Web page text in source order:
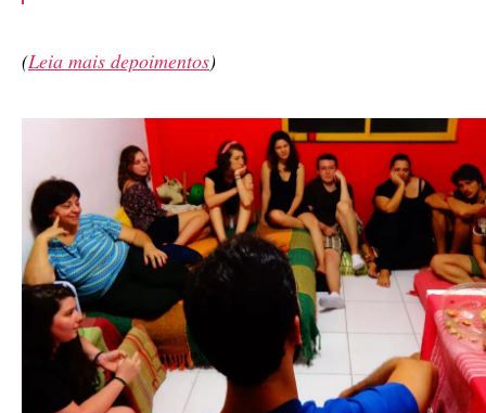
(Leia mais depoimentos)